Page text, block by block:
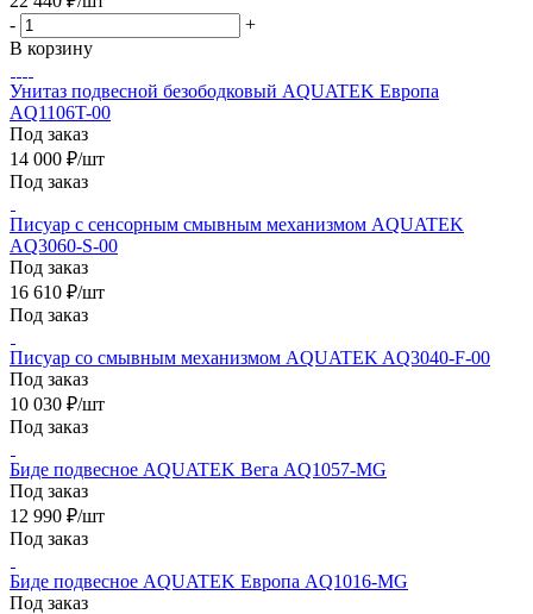
-
+
В корзину
Унитаз подвесной безободковый AQUATEK Европа
AQ1106T-00
Под заказ
14 000 ₽/шт
Под заказ
Писуар с сенсорным смывным механизмом AQUATEK
AQ3060-S-00
Под заказ
16 610 ₽/шт
Под заказ
Писуар со смывным механизмом AQUATEK AQ3040-F-00
Под заказ
10 030 ₽/шт
Под заказ
Биде подвесное AQUATEK Вега AQ1057-MG
Под заказ
12 990 ₽/шт
Под заказ
Биде подвесное AQUATEK Европа AQ1016-MG
Под заказ